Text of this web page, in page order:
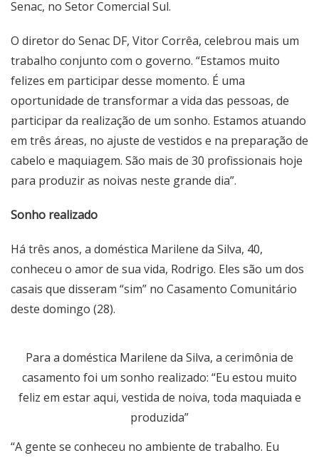
Senac, no Setor Comercial Sul.
O diretor do Senac DF, Vitor Corrêa, celebrou mais um
trabalho conjunto com o governo. “Estamos muito
felizes em participar desse momento. É uma
oportunidade de transformar a vida das pessoas, de
participar da realização de um sonho. Estamos atuando
em três áreas, no ajuste de vestidos e na preparação de
cabelo e maquiagem. São mais de 30 profissionais hoje
para produzir as noivas neste grande dia”.
Sonho realizado
Há três anos, a doméstica Marilene da Silva, 40,
conheceu o amor de sua vida, Rodrigo. Eles são um dos
casais que disseram “sim” no Casamento Comunitário
deste domingo (28).
Para a doméstica Marilene da Silva, a cerimônia de
casamento foi um sonho realizado: “Eu estou muito
feliz em estar aqui, vestida de noiva, toda maquiada e
produzida”
“A gente se conheceu no ambiente de trabalho. Eu